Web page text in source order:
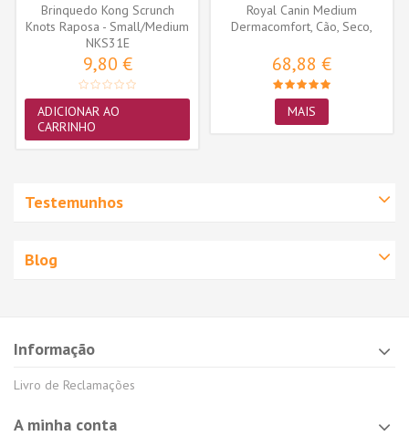
Brinquedo Kong Scrunch
Knots Raposa - Small/Medium
(NKS31E)
NKS31E
9,80 €
ADICIONAR AO
CARRINHO
Royal Canin Medium
Dermacomfort, Cão, Seco,
68,88 €
MAIS
Testemunhos
Blog
Informação
Livro de Reclamações
A minha conta